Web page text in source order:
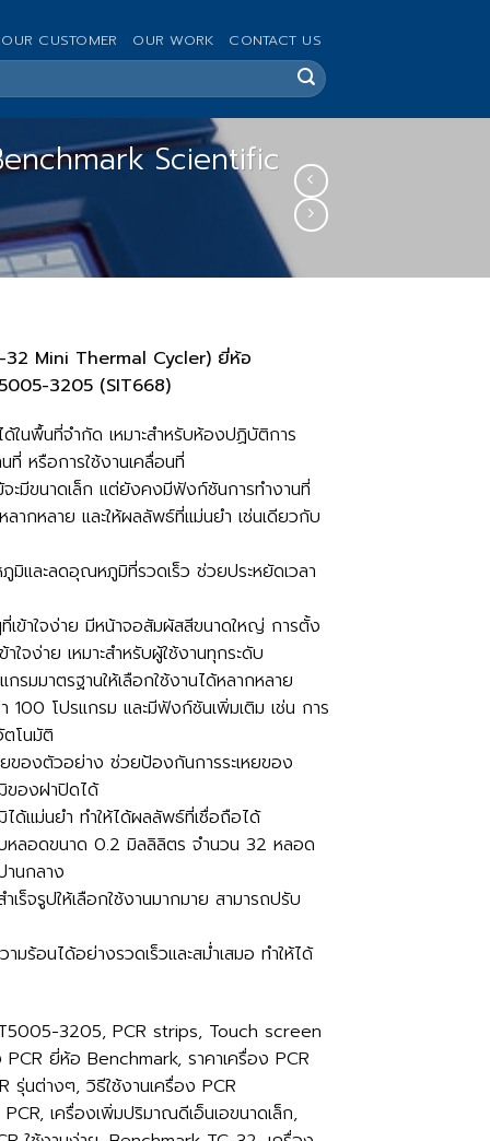
OUR CUSTOMER OUR WORK CONTACT US
Scientific
32 Mini Thermal Cycler) ยี่ห้อ
3205 (SIT668)
ในพื้นที่จำกัด เหมาะสำหรับห้องปฏิบัติการ
ที่ หรือการใช้งานเคลื่อนที่
ะมีขนาดเล็ก แต่ยังคงมีฟังก์ชันการทำงานที่
ากหลาย และให้ผลลัพธ์ที่แม่นยำ เช่นเดียวกับ
มิและลดอุณหภูมิที่รวดเร็ว ช่วยประหยัดเวลา
เข้าใจง่าย มีหน้าจอสัมผัสสีขนาดใหญ่ การตั้ง
จง่าย เหมาะสำหรับผู้ใช้งานทุกระดับ
รมมาตรฐานให้เลือกใช้งานได้หลากหลาย
100 โปรแกรม และมีฟังก์ชันเพิ่มเติม เช่น การ
โนมัติ
ของตัวอย่าง ช่วยป้องกันการระเหยของ
ของฝาปิดได้
แม่นยำ ทำให้ได้ผลลัพธ์ที่เชื่อถือได้
หลอดขนาด 0.2 มิลลิลิตร จำนวน 32 หลอด
านกลาง
ร็จรูปให้เลือกใช้งานมากมาย สามารถปรับ
ามร้อนได้อย่างรวดเร็วและสม่ำเสมอ ทำให้ได้
3205, PCR strips, Touch screen
ยี่ห้อ Benchmark, ราคาเครื่อง PCR
รุ่นต่างๆ, วิธีใช้งานเครื่อง PCR
เครื่องเพิ่มปริมาณดีเอ็นเอขนาดเล็ก,